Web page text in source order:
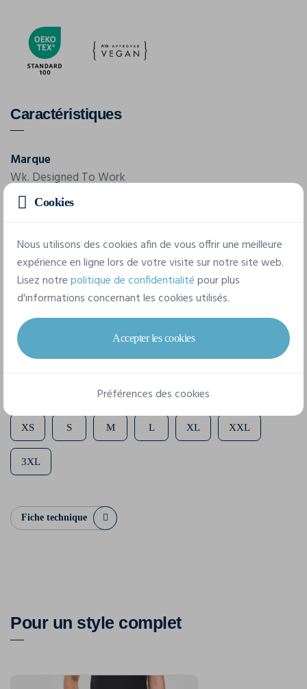
Caractéristiques
Marque
Wk. Designed To Work
Référence
WK3021
Grammage
190 g/m²
65% Polyester, 35% Coton
7 tailles disponibles
XS S M L XL XXL
3XL
Fiche technique
Pour un style complet
Cookies
Nous utilisons des cookies afin de vous offrir une meilleure
expérience en ligne lors de votre visite sur notre site web.
Lisez notrepolitique de confidentialitépour plus
d'informations concernant les cookies utilisés.
Accepter les cookies
Préférences des cookies